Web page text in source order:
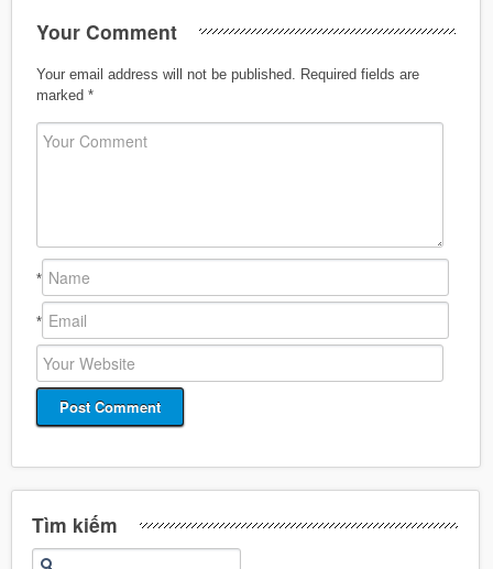
Your Comment
Your email address will not be published.
Required fields are
marked *
*
*
Tìm kiếm